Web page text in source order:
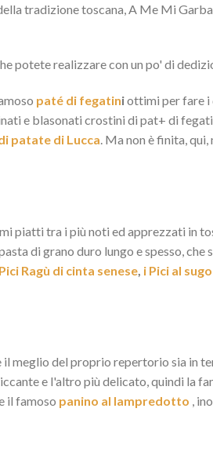
tradizione toscana, A Me Mi Garba
potete realizzare con un po' di
paté di fegatiniottimi per fare i
e blasonati crostini di pat+ di
patate di Lucca. Ma non è finita,
piatti tra i più noti ed apprezzati in
di grano duro lungo e spesso,
Ragù di cinta senese i Pici al
meglio del proprio repertorio sia in
e l'altro più delicato, quindi la
il famoso panino al lampredotto ,